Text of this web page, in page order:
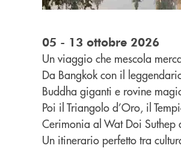
05 - 13 ottobre 2026
Un viaggio che mescola
Da Bangkok con il
Buddha giganti e rovine
Poi il Triangolo d’Oro, il
Cerimonia al Wat Doi
Un itinerario perfetto tra